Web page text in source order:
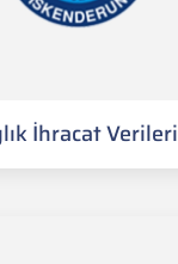
İhracat Verileri